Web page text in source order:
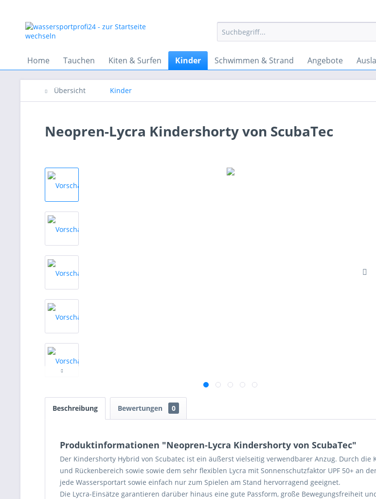
Home Tauchen Kiten & Surfen Kinder Schwimmen & Strand Angebote
Übersicht Kinder
Neopren-Lycra Kindershorty von ScubaTec
Beschreibung Bewertungen 0
Produktinformationen "Neopren-Lycra Kindershorty von ScubaTec"
Der Kindershorty Hybrid von Scubatec ist ein äußerst vielseitig verwendbarer Anzug. Durch
und Rückenbereich sowie sowie dem sehr flexiblen Lycra mit Sonnenschutzfaktor UPF 50+ an
jede Wassersportart sowie einfach nur zum Spielen am Stand hervorragend geeignet.
Die Lycra-Einsätze garantieren darüber hinaus eine gute Passform, große Bewegungsfreiheit